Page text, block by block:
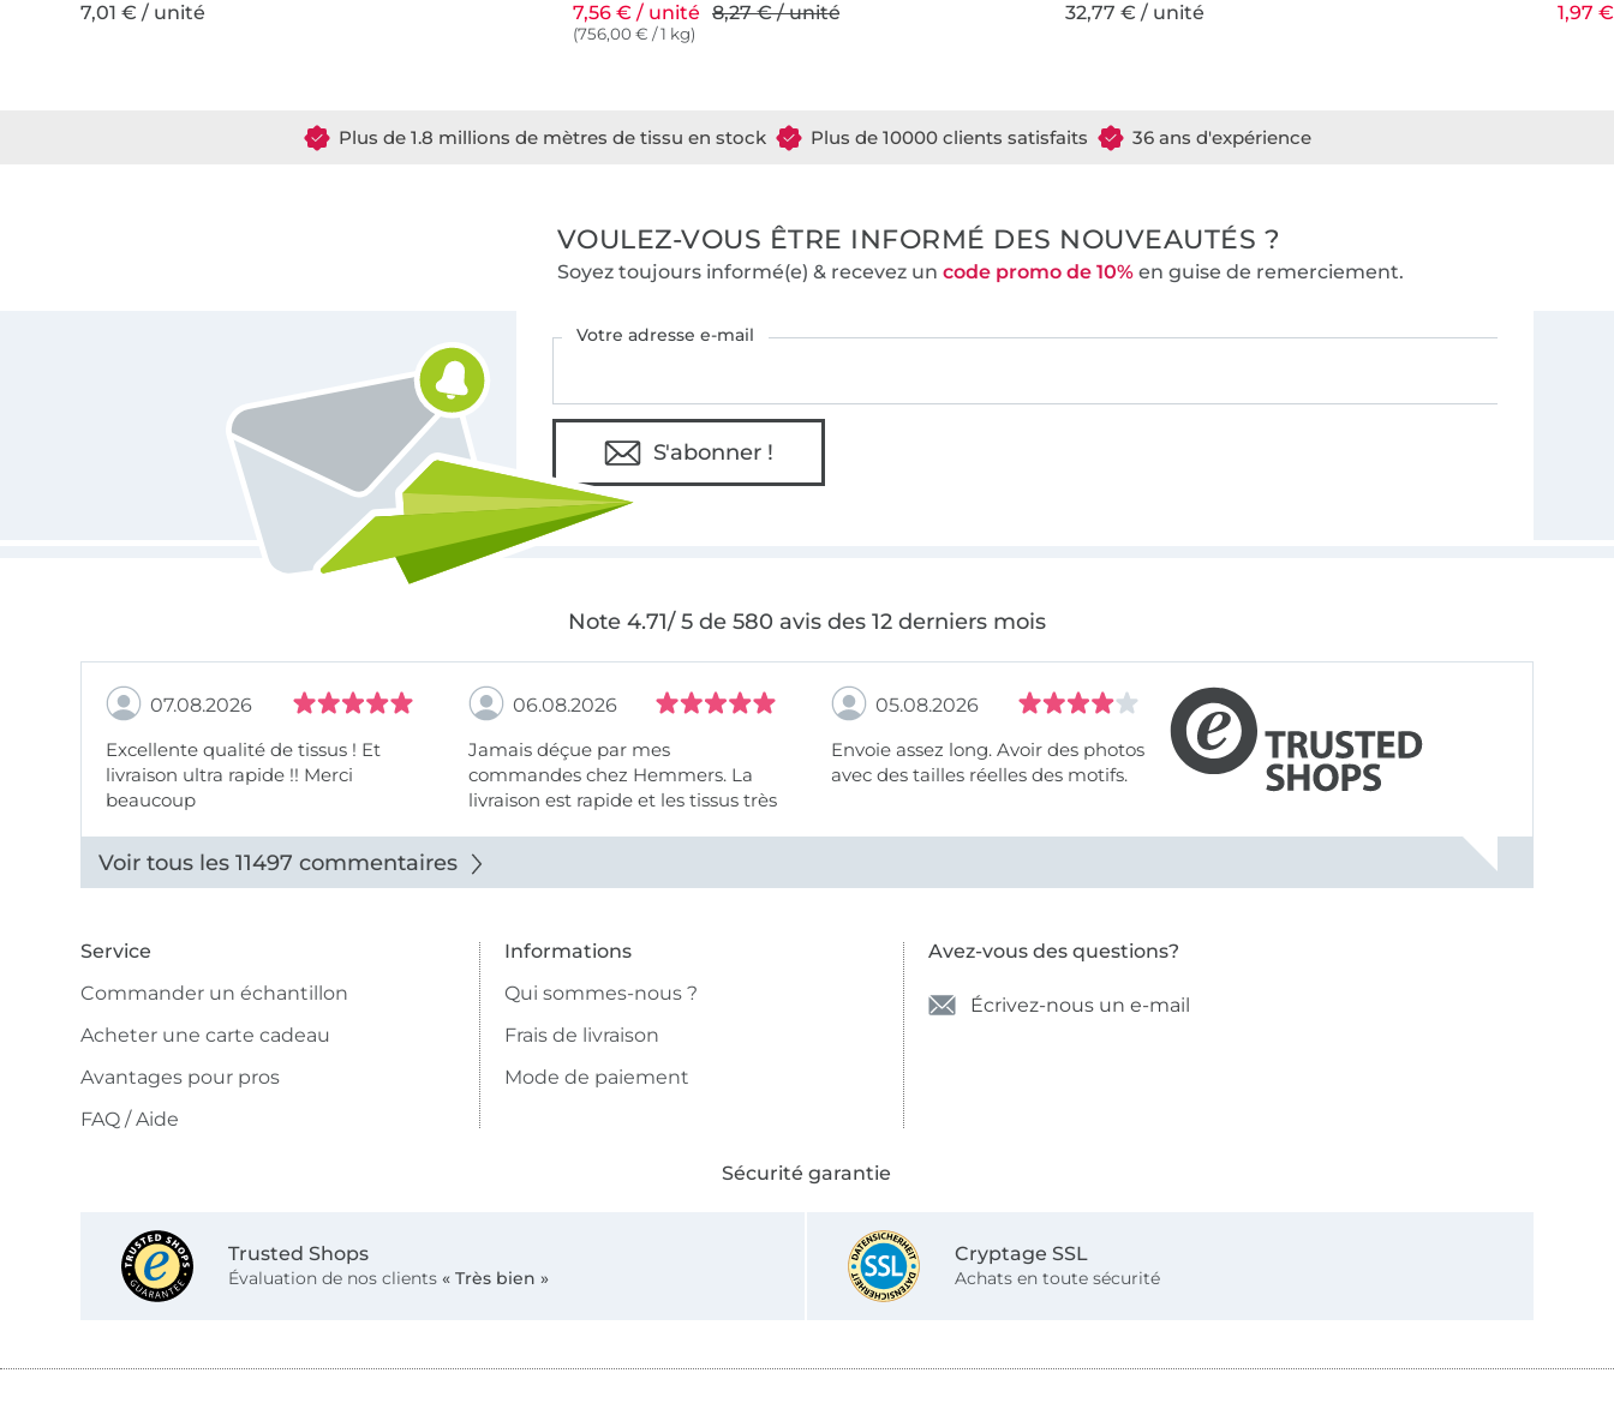
7,01 € / unité
7,56 € / unité 8,27 € / unité
(756,00 € / 1 kg)
32,77 € / unité
1,97
Plus de 1.8 millions de mètres de tissu en stock Plus de 10000 clients satisfaits 36 ans d'expérience
VOULEZ-VOUS ÊTRE INFORMÉ DES NOUVEAUTÉS ?
Soyez toujours informé(e) & recevez un code promo de 10%en guise de remerciement.
Votre adresse e-mail
S'abonner !
Note 4.71/ 5 de 580 avis des 12 derniers mois
07.08.2026
Excellente qualité de tissus ! Et
livraison ultra rapide !! Merci
beaucoup
06.08.2026
Jamais déçue par mes
commandes chez Hemmers. La
livraison est rapide et les tissus très
05.08.2026
Envoie assez long. Avoir des photos
avec des tailles réelles des motifs.
Voir tous les 11497 commentaires
Service
Commander un échantillon
Acheter une carte cadeau
Avantages pour pros
FAQ / Aide
Informations
Qui sommes-nous ?
Frais de livraison
Mode de paiement
Avez-vous des questions?
Écrivez-nous un e-mail
Sécurité garantie
Trusted Shops
Évaluation de nos clients « Très bien »
Cryptage SSL
Achats en toute sécurité